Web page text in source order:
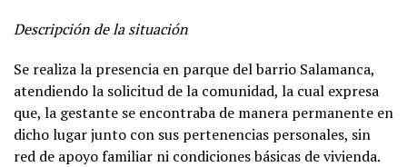
Descripción de la situación
Se realiza la presencia en parque del barrio Salamanca,
atendiendo la solicitud de la comunidad, la cual expresa
que, la gestante se encontraba de manera permanente en
dicho lugar junto con sus pertenencias personales, sin
red de apoyo familiar ni condiciones básicas de vivienda.